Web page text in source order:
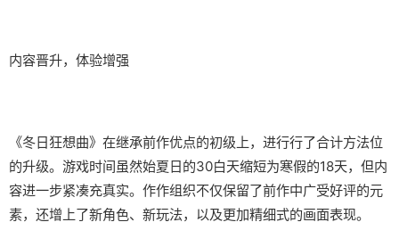
内容晋升，体验增强
《冬日狂想曲》在继承前作优点的初级上，进行行了合计方法位
的升级。游戏时间虽然始夏日的30白天缩短为寒假的18天，但内
容进一步紧凑充真实。作作组织不仅保留了前作中广受好评的元
素，还增上了​​新角色、新玩法​​，以及更加精细式的画面表现。